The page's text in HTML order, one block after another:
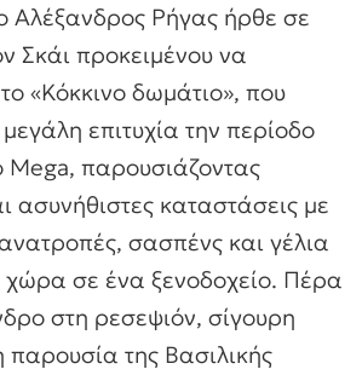
Αλέξανδρος Ρήγας ήρθε σε
Σκάι προκειμένου να
«Κόκκινο δωμάτιο», που
επιτυχία την περίοδο
παρουσιάζοντας
ασυνήθιστες καταστάσεις με
σασπένς και γέλια
σε ένα ξενοδοχείο. Πέρα
στη ρεσεψιόν, σίγουρη
παρουσία της Βασιλικής